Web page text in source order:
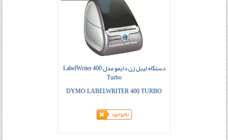
دستگاه لیبل زن دایمو مدل LabelWriter 400
Turbo
DYMO LABELWRITER 400 TURBO